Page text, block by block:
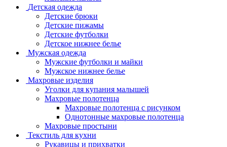
Детская одежда
Детские брюки
Детские пижамы
Детские футболки
Детское нижнее белье
Мужская одежда
Мужские футболки и майки
Мужское нижнее белье
Махровые изделия
Уголки для купания малышей
Махровые полотенца
Махровые полотенца с рисунком
Однотонные махровые полотенца
Махровые простыни
Текстиль для кухни
Рукавицы и прихватки